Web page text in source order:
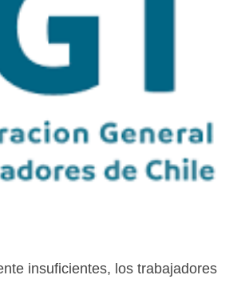
insuficientes, los trabajadores